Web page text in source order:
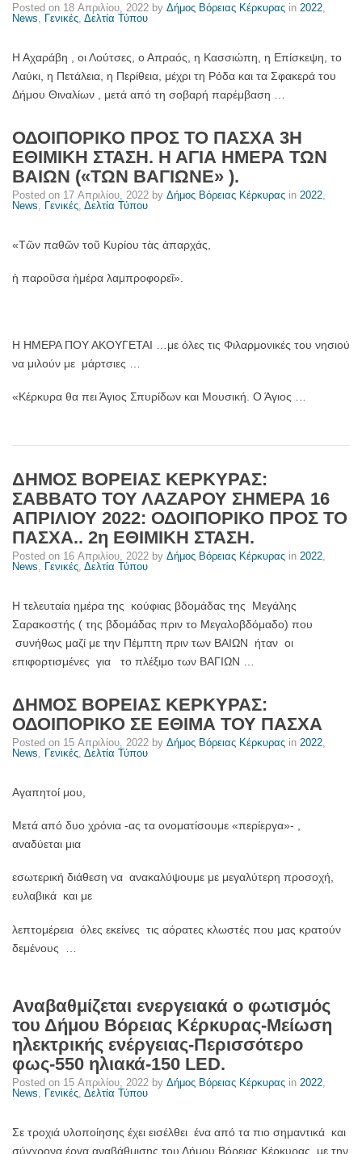
Posted on 18 Απριλίου, 2022 by Δήμος Βόρειας Κέρκυρας in 2022,
News, Γενικές, Δελτία Τύπου
Η Αχαράβη , οι Λούτσες, ο Απραός, η Κασσιώπη, η Επίσκεψη, το
Λαύκι, η Πετάλεια, η Περίθεια, μέχρι τη Ρόδα και τα Σφακερά του
Δήμου Θιναλίων , μετά από τη σοβαρή παρέμβαση …
ΟΔΟΙΠΟΡΙΚΟ ΠΡΟΣ ΤΟ ΠΑΣΧΑ 3Η
ΕΘΙΜΙΚΗ ΣΤΑΣΗ. Η ΑΓΙΑ ΗΜΕΡΑ ΤΩΝ
ΒΑΙΩΝ («ΤΩΝ ΒΑΓΙΩΝΕ» ).
Posted on 17 Απριλίου, 2022 by Δήμος Βόρειας Κέρκυρας in 2022,
News, Γενικές, Δελτία Τύπου
«Τῶν παθῶν τοῦ Κυρίου τὰς ἀπαρχάς,
ἡ παροῦσα ἡμέρα λαμπροφορεῖ».
Η ΗΜΕΡΑ ΠΟΥ ΑΚΟΥΓΕΤΑΙ …με όλες τις Φιλαρμονικές του νησιού
να μιλούν με μάρτσιες …
«Κέρκυρα θα πει Άγιος Σπυρίδων και Μουσική. Ο Άγιος …
ΔΗΜΟΣ ΒΟΡΕΙΑΣ ΚΕΡΚΥΡΑΣ:
ΣΑΒΒΑΤΟ ΤΟΥ ΛΑΖΑΡΟΥ ΣΗΜΕΡΑ 16
ΑΠΡΙΛΙΟΥ 2022: ΟΔΟΙΠΟΡΙΚΟ ΠΡΟΣ ΤΟ
ΠΑΣΧΑ.. 2η ΕΘΙΜΙΚΗ ΣΤΑΣΗ.
Posted on 16 Απριλίου, 2022 by Δήμος Βόρειας Κέρκυρας in 2022,
News, Γενικές, Δελτία Τύπου
Η τελευταία ημέρα της κούφιας βδομάδας της Μεγάλης
Σαρακοστής ( της βδομάδας πριν το Μεγαλοβδόμαδο) που
συνήθως μαζί με την Πέμπτη πριν των ΒΑΙΩΝ ήταν οι
επιφορτισμένες για το πλέξιμο των ΒΑΓΙΩΝ …
ΔΗΜΟΣ ΒΟΡΕΙΑΣ ΚΕΡΚΥΡΑΣ:
ΟΔΟΙΠΟΡΙΚΟ ΣΕ ΕΘΙΜΑ ΤΟΥ ΠΑΣΧΑ
Posted on 15 Απριλίου, 2022 by Δήμος Βόρειας Κέρκυρας in 2022,
News, Γενικές, Δελτία Τύπου
Αγαπητοί μου,
Μετά από δυο χρόνια -ας τα ονοματίσουμε «περίεργα»- ,
αναδύεται μια
εσωτερική διάθεση να ανακαλύψουμε με μεγαλύτερη προσοχή,
ευλαβικά και με
λεπτομέρεια όλες εκείνες τις αόρατες κλωστές που μας κρατούν
δεμένους …
Αναβαθμίζεται ενεργειακά ο φωτισμός
του Δήμου Βόρειας Κέρκυρας-Μείωση
ηλεκτρικής ενέργειας-Περισσότερο
φως-550 ηλιακά-150 LED.
Posted on 15 Απριλίου, 2022 by Δήμος Βόρειας Κέρκυρας in 2022
News
Γενικές Δελτία Τύπου
Σε τροχιά υλοποίησης έχει εισέλθει ένα από τα πιο σημαντικά και
σύγχρονα έργα αναβάθμισης του Δήμου Βόρειας Κέρκυρας με την